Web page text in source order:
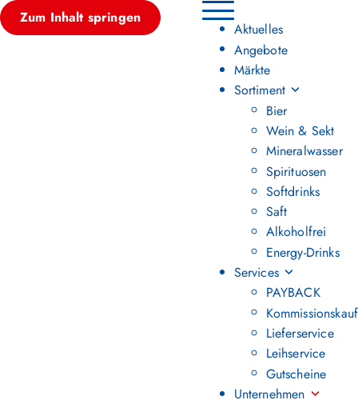
Zum Inhalt springen
Hauptmenü umschalten
Aktuelles
Angebote
Märkte
Sortiment
Bier
Wein & Sekt
Mineralwasser
Spirituosen
Softdrinks
Saft
Alkoholfrei
Energy-Drinks
Services
PAYBACK
Kommissionskauf
Lieferservice
Leihservice
Gutscheine
Unternehmen